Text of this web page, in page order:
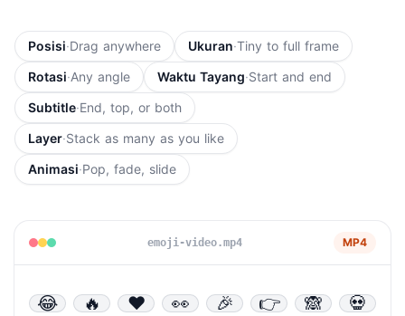
Posisi·Drag anywhere Ukuran·Tiny to full frame
Rotasi·Any angle Waktu Tayang·Start and end
Subtitle·End, top, or both
Layer·Stack as many as you like
Animasi·Pop, fade, slide
emoji-video.mp4 MP4
😂 🔥 ❤️ 👀 🎉 👉 🙈 💀
best
ever
😂 🔥
👀